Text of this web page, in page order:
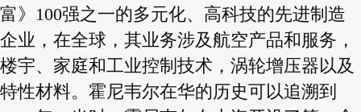
富》100强之一的多元化、高科技的先进制造
企业，在全球，其业务涉及航空产品和服务，
楼宇、家庭和工业控制技术，涡轮增压器以及
特性材料。霍尼韦尔在华的历史可以追溯到